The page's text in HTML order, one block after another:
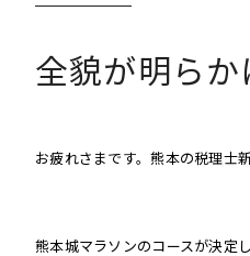
全貌が明らか
お疲れさまです。熊本の税理士新
熊本城マラソンのコースが決定